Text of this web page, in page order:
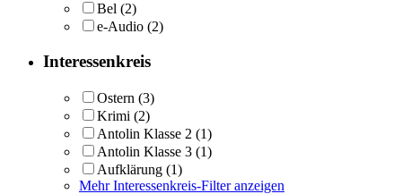
Bel (2)
e-Audio (2)
Interessenkreis
Ostern (3)
Krimi (2)
Antolin Klasse 2 (1)
Antolin Klasse 3 (1)
Aufklärung (1)
Mehr Interessenkreis-Filter anzeigen